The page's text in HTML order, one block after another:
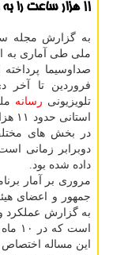
۱۱ هزار ساعت را به اهالی پاستور اختصاص داد.
به گزارش مجله
ملی طی آماری به
صداوسیما
تلویزیونی رسانه
در بخش های
داده شده بود.
مروری بر آمار
جمهور و اعضای
به گزارش عملكرد
این مساله